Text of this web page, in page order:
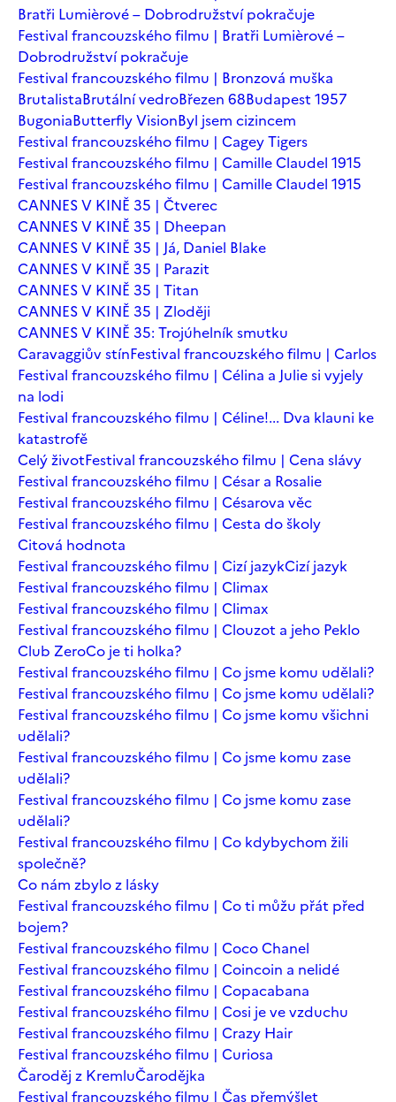
Bratři Lumièrové – Dobrodružství pokračuje
Festival francouzského filmu | Bratři Lumièrové –
Dobrodružství pokračuje
Festival francouzského filmu | Bronzová muška
BrutalistaBrutální vedroBřezen 68Budapest 1957
BugoniaButterfly VisionByl jsem cizincem
Festival francouzského filmu | Cagey Tigers
Festival francouzského filmu | Camille Claudel 1915
Festival francouzského filmu | Camille Claudel 1915
CANNES V KINĚ 35 | Čtverec
CANNES V KINĚ 35 | Dheepan
CANNES V KINĚ 35 | Já, Daniel Blake
CANNES V KINĚ 35 | Parazit
CANNES V KINĚ 35 | Titan
CANNES V KINĚ 35 | Zloději
CANNES V KINĚ 35: Trojúhelník smutku
Caravaggiův stínFestival francouzského filmu | Carlos
Festival francouzského filmu | Célina a Julie si vyjely
na lodi
Festival francouzského filmu | Céline!... Dva klauni ke
katastrofě
Celý životFestival francouzského filmu | Cena slávy
Festival francouzského filmu | César a Rosalie
Festival francouzského filmu | Césarova věc
Festival francouzského filmu | Cesta do školy
Citová hodnota
Festival francouzského filmu | Cizí jazykCizí jazyk
Festival francouzského filmu | Climax
Festival francouzského filmu | Climax
Festival francouzského filmu | Clouzot a jeho Peklo
Club ZeroCo je ti holka?
Festival francouzského filmu | Co jsme komu udělali?
Festival francouzského filmu | Co jsme komu udělali?
Festival francouzského filmu | Co jsme komu všichni
udělali?
Festival francouzského filmu | Co jsme komu zase
udělali?
Festival francouzského filmu | Co jsme komu zase
udělali?
Festival francouzského filmu | Co kdybychom žili
společně?
Co nám zbylo z lásky
Festival francouzského filmu | Co ti můžu přát před
bojem?
Festival francouzského filmu | Coco Chanel
Festival francouzského filmu | Coincoin a nelidé
Festival francouzského filmu | Copacabana
Festival francouzského filmu | Cosi je ve vzduchu
Festival francouzského filmu | Crazy Hair
Festival francouzského filmu | Curiosa
Čaroděj z KremluČarodějka
Festival francouzského filmu | Čas přemýšlet